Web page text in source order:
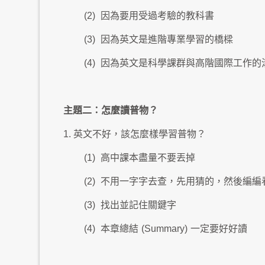
(2) 因為要用受過考驗的教科書
(3) 因為英文是進階專業學習的橋樑
(4) 因為英文是科學課群與高階國際工作的
主題二：怎麼讀普物？
1. 英文不好，該怎麼樣學習普物？
(1) 高中課本盡量不要丟掉
(2) 不用一字字去查，先用猜的，然後編編
(3) 找出並記住關鍵字
(4) 本章總結 (Summary) 一定要好好讀